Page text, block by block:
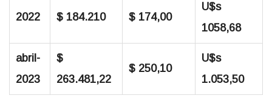
2022 $ 184.210 $ 174,00
U$s
1058,68
abril-
2023
$
263.481,22
$ 250,10
U$s
1.053,50